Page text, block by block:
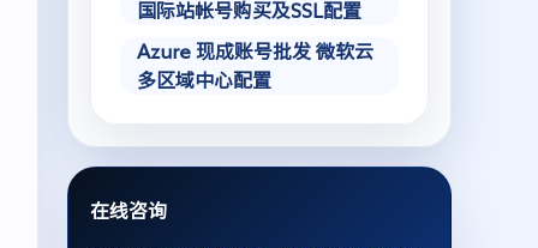
国际站帐号购买及SSL配置
Azure 现成账号批发 微软云
多区域中心配置
在线咨询